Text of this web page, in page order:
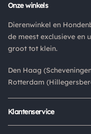
het product altijd
retourkosten bedragen
Kies bij het retourneren
niet af.
Onze winkels
Dierenwinkel en
de meest exclusieve en
groot tot klein.
Den Haag
Rotterdam
Klantenservice